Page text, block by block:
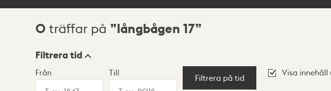
Sökresultat
0 träffar på långbågen 17
Visningsläge
Filtrera tid
Från Till
Filtrera på tid
Visa